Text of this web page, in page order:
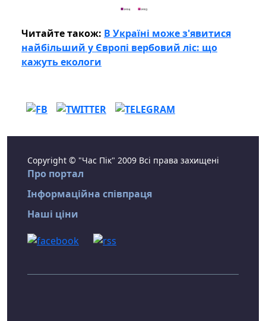
Читайте також: В Україні може з'явитися
найбільший у Європі вербовий ліс: що
кажуть екологи
Copyright © "Час Пік" 2009 Всі права захищені
Про портал
Інформаційна співпраця
Наші ціни